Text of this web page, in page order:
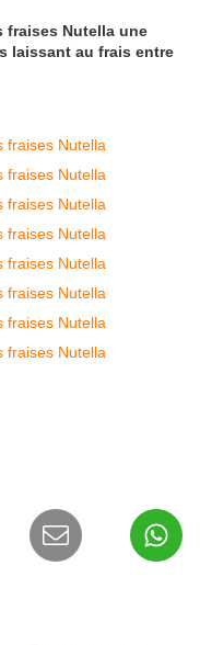
fraises Nutella une
laissant au frais entre